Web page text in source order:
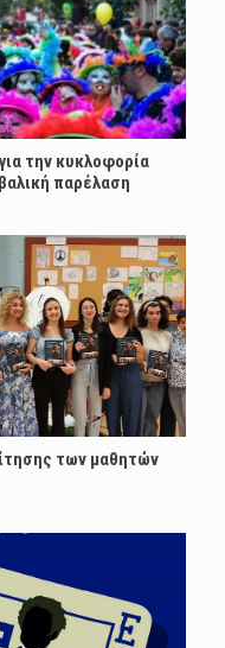
την κυκλοφορία
παρέλαση
των μαθητών